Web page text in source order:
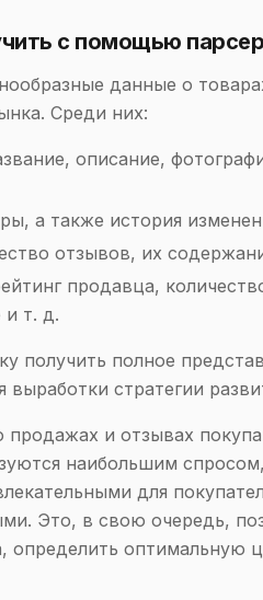
с помощью
данные о
Среди них:
описание,
а также история
отзывов, их
продавца,
т. д.
получить полное
выработки стратегии
и отзывах
наибольшим
для
Это, в свою очередь,
определить оптимальную